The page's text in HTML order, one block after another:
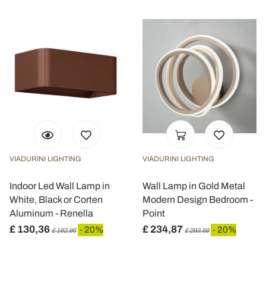
VIADURINI LIGHTING
Indoor Led Wall Lamp in
White, Black or Corten
Aluminum - Renella
£ 130,36 £ 162,95 - 20%
VIADURINI LIGHTING
Wall Lamp in Gold Metal
Modern Design Bedroom -
Point
£ 234,87 £ 293,59 - 20%